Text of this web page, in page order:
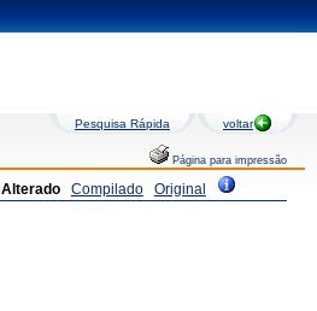
Pesquisa Rápida voltar
Página para impressão
Alterado Compilado Original